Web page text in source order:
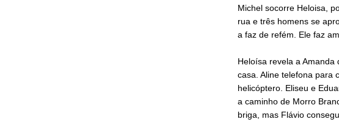
Michel socorre Heloisa,
rua e três homens se
a faz de refém. Ele faz
Heloísa revela a
casa. Aline telefona para
helicóptero. Eliseu e
a caminho de Morro
briga, mas Flávio